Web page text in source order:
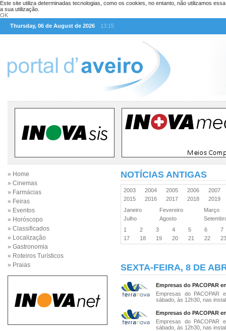
Este site utiliza determinadas tecnologias, como os cookies, no entanto, não utilizamos
a sua utilização.
OK
Thursday, 06 de August de 2026
13:15
» Home
» Cinemas
» Farmácias
» Feiras
» Eventos
» Horóscopo
» Classificados
» Localização
» Gastronomia
» Roteiros Turísticos
» Praias
NOTÍCIAS ANTIGAS
2003 2004 2005 2006
2007
2015
2016 2017 2018
2019
Janeiro
Fevereiro
Março
Julho
Agosto
1
2 3 4 5 6
7
17
18 19 20 21 22
SEXTA-FEIRA, 8 DE
Empresas do PACOPAR
Empresas do PACOPAR
sábado, às 12h30, nas
Empresas do PACOPAR
Empresas do PACOPAR
sábado, às 12h30, nas